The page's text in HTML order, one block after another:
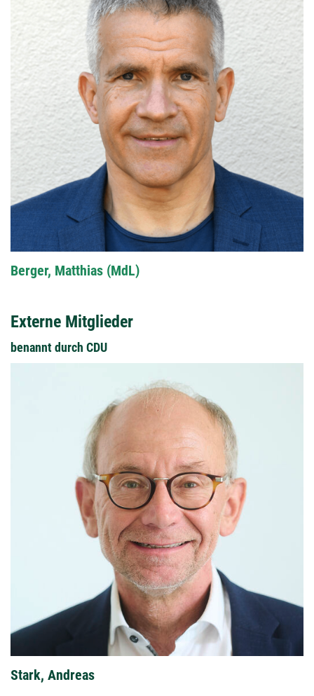
Berger, Matthias (MdL)
Externe Mitglieder
benannt durch CDU
Stark, Andreas